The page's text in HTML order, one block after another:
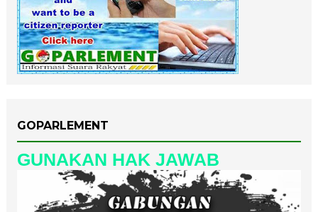
GOPARLEMENT
GUNAKAN HAK JAWAB